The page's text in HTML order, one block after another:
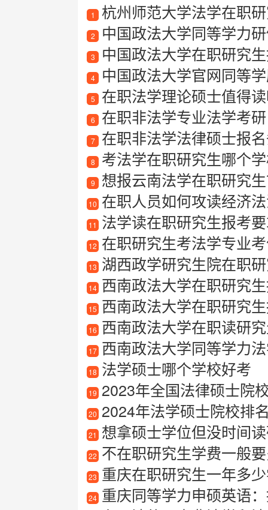
1 杭州师范大学法学在职
2 中国政法大学同等学力
3 中国政法大学在职研究
4 中国政法大学官网同等
5 在职法学理论硕士值得
6 在职非法学专业法学考研
7 在职非法学法律硕士报
8 考法学在职研究生哪个
9 想报云南法学在职研究生
10 在职人员如何攻读经济
11 法学读在职研究生报考
12 在职研究生考法学专业
13 湖西政学研究生院在职
14 西南政法大学在职研究
15 西南政法大学在职研究
16 西南政法大学在职读研
17 西南政法大学同等学力
18 法学硕士哪个学校好考
19 2023年全国法律硕士院校最新
20 2024年法学硕士院校排
21 想拿硕士学位但没时间
22 不在职研究生学费一般
23 重庆在职研究生一年多
24 重庆同等学力申硕英语